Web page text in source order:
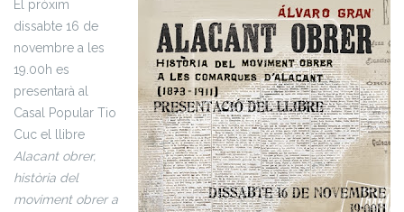
El pròxim
dissabte 16 de
novembre a les
19.00h es
presentarà al
Casal Popular Tio
Cuc el llibre
Alacant obrer,
història del
moviment obrer a